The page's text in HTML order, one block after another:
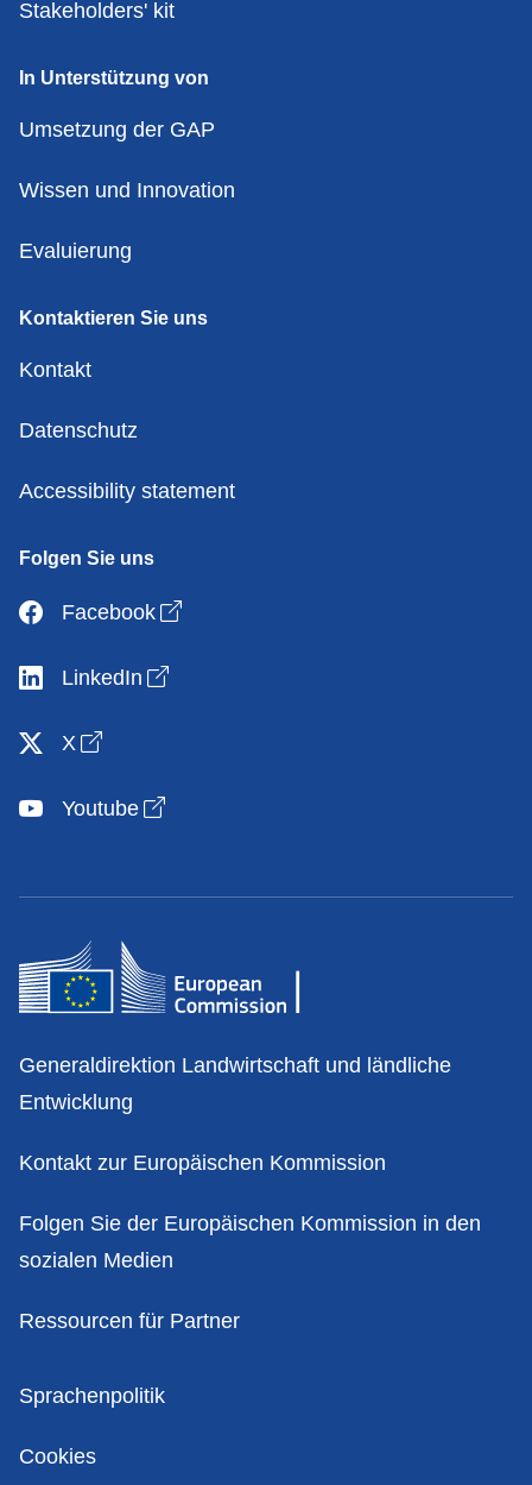
Stakeholders' kit
In Unterstützung von
Umsetzung der GAP
Wissen und Innovation
Evaluierung
Kontaktieren Sie uns
Kontakt
Datenschutz
Accessibility statement
Folgen Sie uns
Facebook Open link in new window
LinkedIn Open link in new window
X Open link in new window
Youtube Open link in new window
Kontakt
Generaldirektion Landwirtschaft und ländliche
Entwicklung
Kontakt zur Europäischen Kommission
Folgen Sie der Europäischen Kommission in den
sozialen Medien
Ressourcen für Partner
Politik
Sprachenpolitik
Cookies